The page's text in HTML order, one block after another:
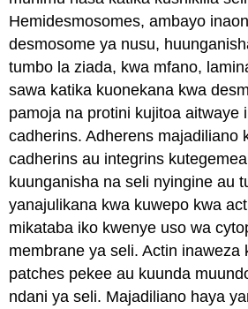
Hemidesmosomes, ambayo
desmosome ya nusu,
tumbo la ziada, kwa mfano,
sawa katika kuonekana kwa
pamoja na protini kujitoa aitwaye
cadherins. Adherens majadiliano
cadherins au integrins
kuunganisha na seli nyingine au
yanajulikana kwa kuwepo kwa
mikataba iko kwenye uso wa
membrane ya seli. Actin inaweza
patches pekee au kuunda
ndani ya seli. Majadiliano haya